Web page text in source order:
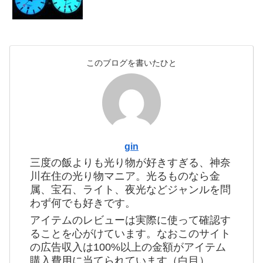
このブログを書いたひと
gin
三度の飯よりも光り物が好きすぎる、神奈
川在住の光り物マニア。光るものなら金
属、宝石、ライト、夜光などジャンルを問
わず何でも好きです。
アイテムのレビューは実際に使って確認す
ることを心がけています。なおこのサイト
の広告収入は100%以上の金額がアイテム
購入費用に当てられています（白目）